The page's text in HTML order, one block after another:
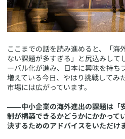
ここまでの話を読み進めると、「海
ない課題が多すぎる」と尻込みして
ーバル化が進み、日本に興味を持ち
増えている今日、やはり挑戦してみ
市場には広がっています。
――中小企業の海外進出の課題は「
制が構築できるかどうかにかかって
決するためのアドバイスをいただけ